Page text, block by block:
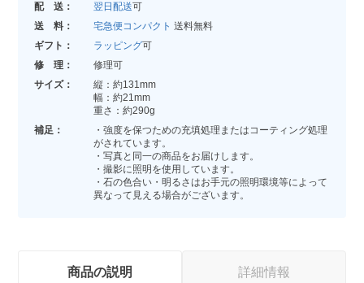
配 送： 翌日配送可
送 料：
宅急便コンパクト 送料無料
ギフト：
ラッピング可
修 理：
修理可
サイズ：
縦：約131mm
幅：約21mm
重さ：約290g
補足：
・強度を保つための充填処理またはコーティング処理
がされています。
・写真と同一の商品をお届けします。
・撮影に照明を使用しています。
・石の色合い・明るさはお手元の照明環境等によって
異なって見える場合がございます。
商品の説明 詳細情報